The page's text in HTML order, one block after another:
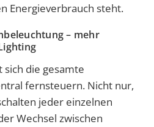
Energieverbrauch steht.
– mehr
sich die gesamte
fernsteuern. Nicht nur,
jeder einzelnen
Wechsel zwischen